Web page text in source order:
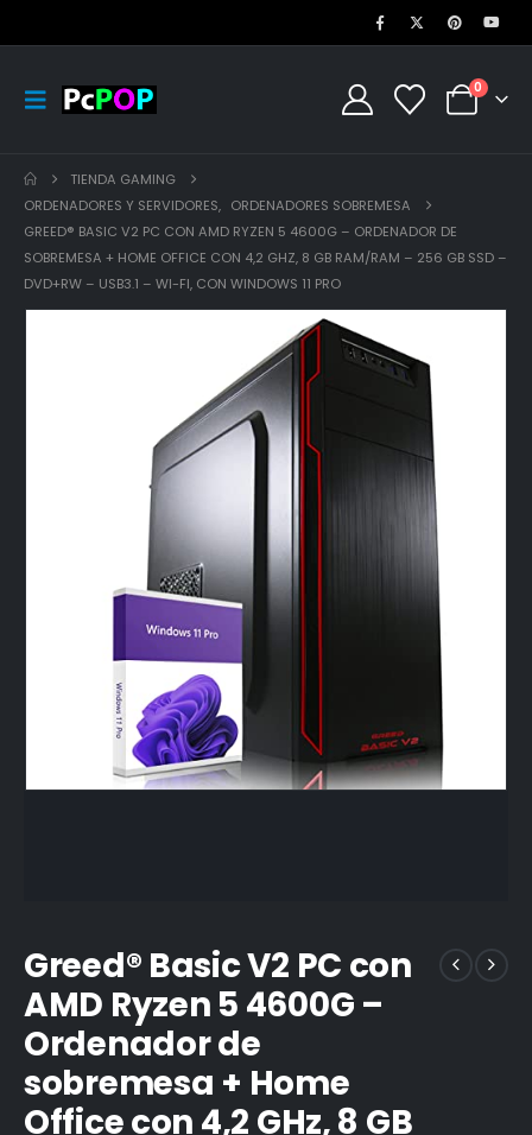
0
TIENDA GAMING
ORDENADORES Y SERVIDORES, ORDENADORES SOBREMESA
GREED® BASIC V2 PC CON AMD RYZEN 5 4600G – ORDENADOR DE
SOBREMESA + HOME OFFICE CON 4,2 GHZ, 8 GB RAM/RAM – 256 GB SSD –
DVD+RW – USB3.1 – WI-FI, CON WINDOWS 11 PRO
Greed® Basic V2 PC con
AMD Ryzen 5 4600G –
Ordenador de
sobremesa + Home
Office con 4,2 GHz, 8 GB